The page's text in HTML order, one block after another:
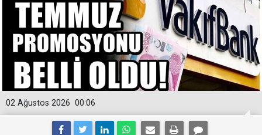
00:06
02 Ağustos 2026